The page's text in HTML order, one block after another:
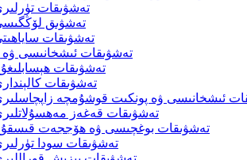
تەشۋىقات
تەشۋىق
تەشۋىقات
تەشۋىقات ئىشخانىسى ۋە
تەشۋىقات
تەشۋىقات
ئىشخانىسى ۋە پونكىت قوشۇمچە
تەشۋىقات قەغەز
تەشۋىقات بوغچىسى ۋە ھۆججەت
تەشۋىقات سودا